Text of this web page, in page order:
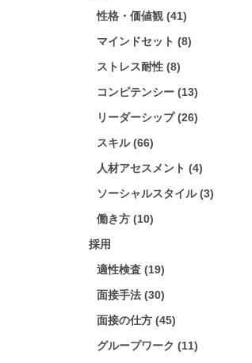
性格・価値観 (41)
マインドセット (8)
ストレス耐性 (8)
コンピテンシー (13)
リーダーシップ (26)
スキル (66)
人材アセスメント (4)
ソーシャルスタイル (3)
働き方 (10)
採用
適性検査 (19)
面接手法 (30)
面接の仕方 (45)
グループワーク (11)